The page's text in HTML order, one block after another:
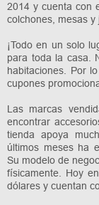
2014 y cuenta con
colchones, mesas y
¡Todo en un solo
para toda la casa.
habitaciones. Por
cupones
Las marcas
encontrar
tienda apoya
últimos meses ha
Su modelo de
físicamente. Hoy
dólares y cuentan